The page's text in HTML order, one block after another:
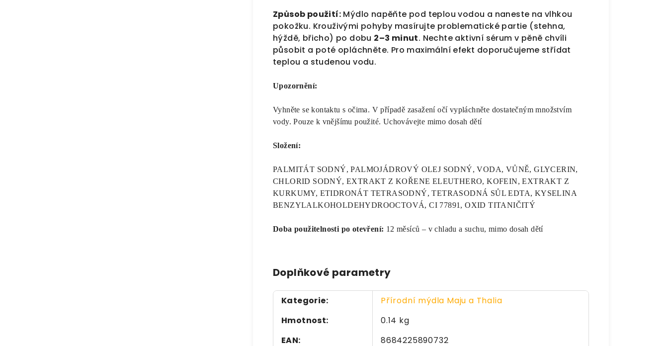
Způsob použití: Mýdlo napěňte pod teplou vodou a naneste na vlhkou
pokožku. Krouživými pohyby masírujte problematické partie (stehna,
hýždě, břicho) po dobu 2–3 minut. Nechte aktivní sérum v pěně chvíli
působit a poté opláchněte. Pro maximální efekt doporučujeme střídat
teplou a studenou vodu.
Upozornění:
Vyhněte se kontaktu s očima. V případě zasažení očí vypláchněte dostatečným množstvím
vody. Pouze k vnějšímu použité. Uchovávejte mimo dosah dětí
Složení:
PALMITÁT SODNÝ, PALMOJÁDROVÝ OLEJ SODNÝ, VODA, VŮNĚ, GLYCERIN,
CHLORID SODNÝ, EXTRAKT Z KOŘENE ELEUTHERO, KOFEIN, EXTRAKT Z
KURKUMY, ETIDRONÁT TETRASODNÝ, TETRASODNÁ SŮL EDTA, KYSELINA
BENZYLALKOHOLDEHYDROOCTOVÁ, CI 77891, OXID TITANIČITÝ
Doba použitelnosti po otevření: 12 měsíců – v chladu a suchu, mimo dosah dětí
Doplňkové parametry
Kategorie:
Přírodní mýdla Maju a Thalia
Hmotnost:
0.14 kg
EAN: 8684225890732